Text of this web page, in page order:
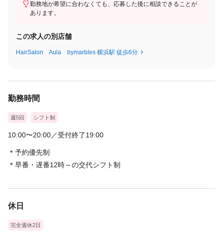
＜試用期間あり＞ 〜 1ヶ月 / 月給 260,000円 〜 600,000円
勤務地が希望に合わなくても、応募した後に相談できることが
あります。
この求人の別店舗
HairSalon Aula bymarbles 横浜駅 徒歩6分
勤務時間
週5回 シフト制
10:00〜20:00／受付終了19:00
＊予約優先制
＊早番・遅番12時～の交代シフト制
休日
完全週休2日